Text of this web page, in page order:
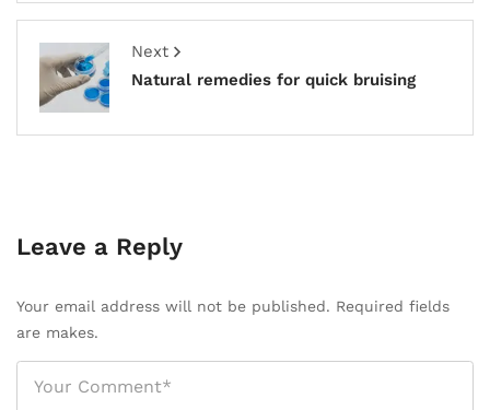
Next
Natural remedies for quick bruising
Leave a Reply
Your email address will not be published. Required fields
are makes.